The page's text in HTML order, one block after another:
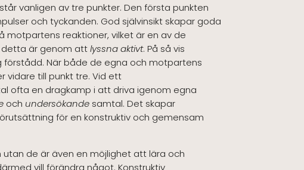
vanligen av tre punkter. Den första punkten
och tyckanden. God självinsikt skapar goda
motpartens reaktioner, vilket är en av de
detta är genom attlyssna aktivt. På så vis
När både de egna och motpartens
vidare till punkt tre. Vid ett
ofta en dragkamp i att driva igenom egna
och undersökande samtal. Det skapar
för en konstruktiv och gemensam
de är även en möjlighet att lära och
vill förändra något. Konstruktiv